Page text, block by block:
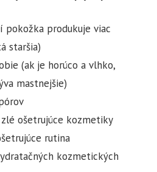
pokožka produkuje viac
staršia)
(ak je horúco a vlhko,
mastnejšie)
zlé ošetrujúce kozmetiky
rutina
kozmetických